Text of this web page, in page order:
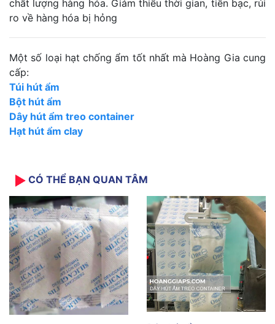
chất lượng hàng hóa. Giảm thiểu thời gian, tiền bạc, rủi
ro về hàng hóa bị hỏng
Một số loại hạt chống ẩm tốt nhất mà Hoàng Gia cung
cấp:
Túi hút ẩm
Bột hút ẩm
Dây hút ẩm treo container
Hạt hút ẩm clay
CÓ THỂ BẠN QUAN TÂM